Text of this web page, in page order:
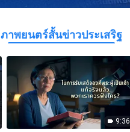
ภาพยนตร์สั้นข่าวประเสริฐ
9:36